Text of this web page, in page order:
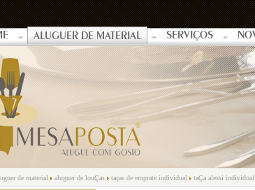
ALUGUER DE MATERIAL SERVIÇOS
de material aluguer de louÇas taças de emprate individual taÇa alessi